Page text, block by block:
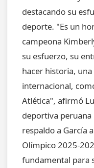
destacando su
deporte. "Es un
campeona
su esfuerzo, su
hacer historia,
internacional,
Atlética", afirmó
deportiva
respaldo a García
Olímpico 2025-
fundamental para